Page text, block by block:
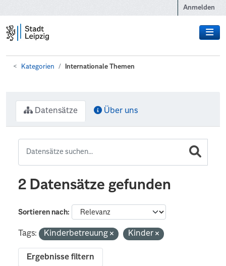
Anmelden
Kategorien Internationale Themen
Datensätze Über uns
2 Datensätze gefunden
Sortieren nach
Tags: Kinderbetreuung Kinder
Ergebnisse filtern